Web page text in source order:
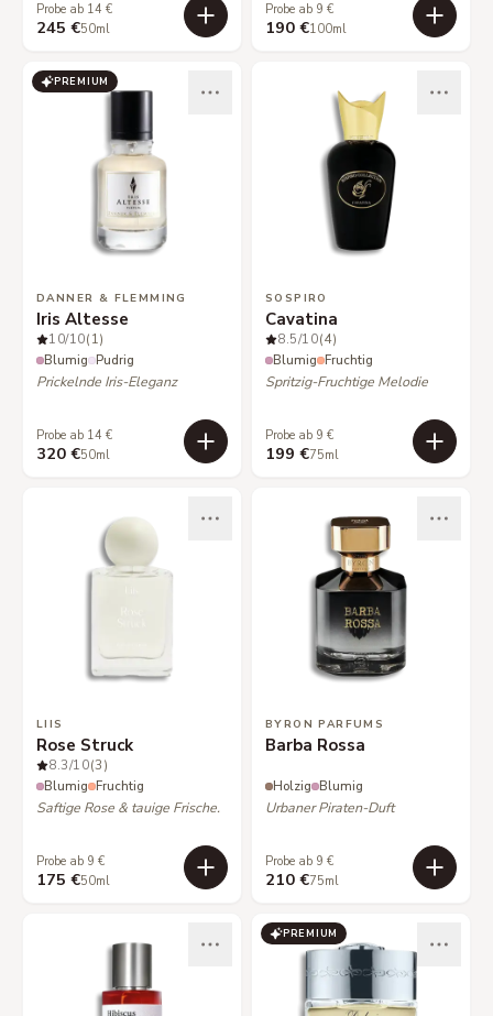
Probe ab 14 €
245 €50ml
Probe ab 9 €
190 €100ml
PREMIUM
DANNER & FLEMMING
Iris Altesse
10/10(1)
Blumig Pudrig
Prickelnde Iris-Eleganz
Probe ab 14 €
320 €50ml
SOSPIRO
Cavatina
8.5/10(4)
Blumig Fruchtig
Spritzig-Fruchtige Melodie
Probe ab 9 €
199 €75ml
LIIS
Rose Struck
8.3/10(3)
Blumig Fruchtig
Saftige Rose & tauige Frische.
Probe ab 9 €
175 €50ml
BYRON PARFUMS
Barba Rossa
Holzig Blumig
Urbaner Piraten-Duft
Probe ab 9 €
210 €75ml
PREMIUM